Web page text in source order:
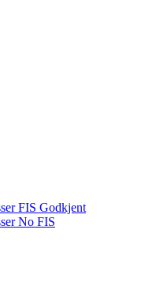
FIS Godkjent
No FIS